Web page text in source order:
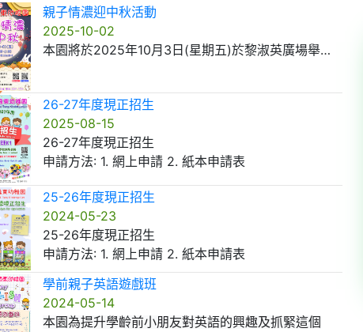
親子情濃迎中秋活動
2025-10-02
本園將於2025年10月3日(星期五)於黎淑英廣場舉行
26-27年度現正招生
2025-08-15
26-27年度現正招生
申請方法: 1. 網上申請 2. 紙本申請表
25-26年度現正招生
2024-05-23
25-26年度現正招生
申請方法: 1. 網上申請 2. 紙本申請表
所需文件: 1. 幼兒出世紙副本 2. 幼兒證件相 3. 報名費 $40
學前親子英語遊戲班
2024-05-14
本園為提升學齡前小朋友對英語的興趣及抓緊這個